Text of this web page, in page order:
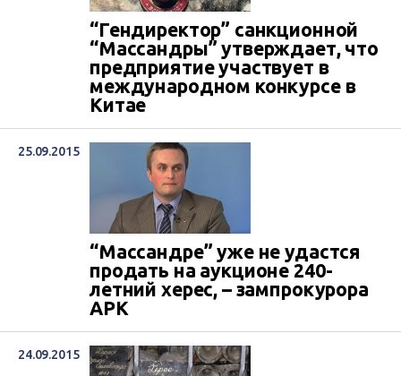
“Гендиректор” санкционной
“Массандры” утверждает, что
предприятие участвует в
международном конкурсе в
Китае
25.09.2015
“Массандре” уже не удастся
продать на аукционе 240-
летний херес, – зампрокурора
АРК
24.09.2015